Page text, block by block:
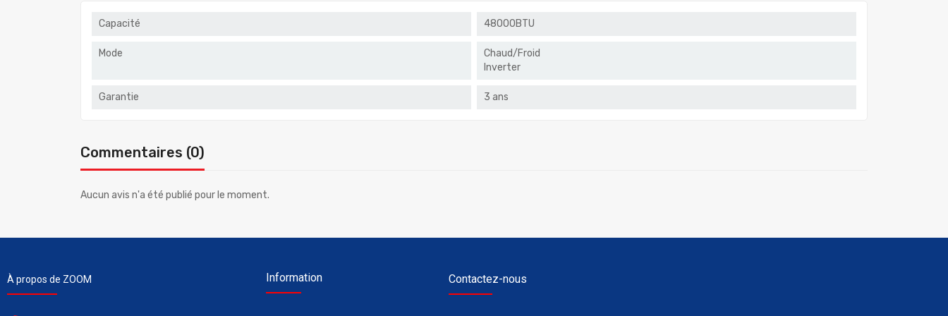
Capacité 48000BTU
Mode
Chaud/Froid
Inverter
Garantie 3 ans
Commentaires (0)
Aucun avis n'a été publié pour le moment.
À propos de ZOOM Information Contactez-nous